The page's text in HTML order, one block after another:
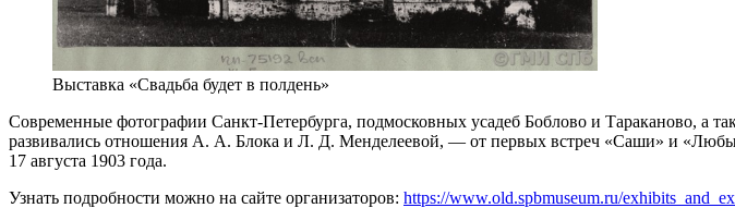
Выставка «Свадьба будет в полдень»
Современные фотографии Санкт-Петербурга, подмосковных усадеб Боблово и Тараканово, а
развивались отношения А. А. Блока и Л. Д. Менделеевой, — от первых встреч «Саши» и
17 августа 1903 года.
Узнать подробности можно на сайте организаторов: https://www.old.spbmuseum.ru/